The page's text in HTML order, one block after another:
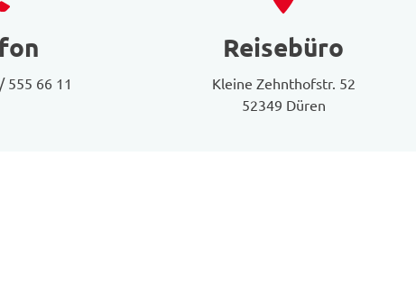
555 66 11
Reisebüro
Kleine Zehnthofstr. 52
52349 Düren